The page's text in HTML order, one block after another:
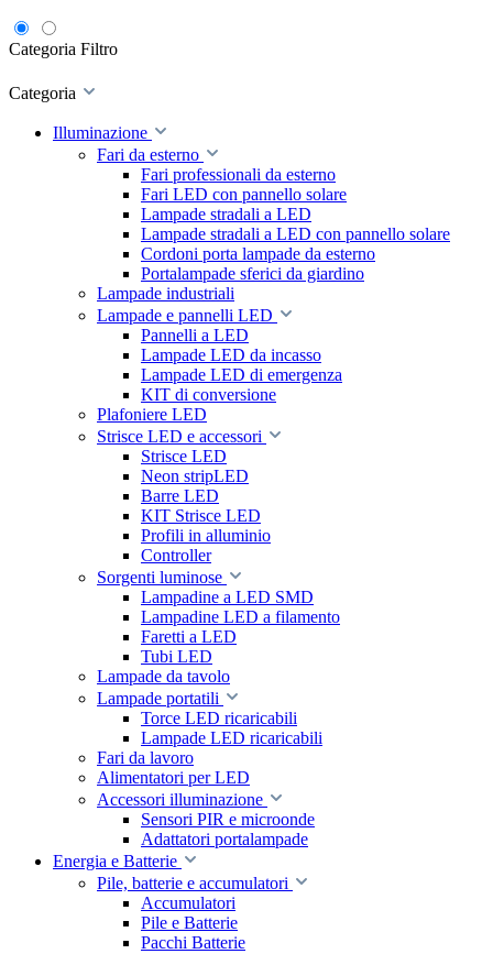
Categoria Filtro
Categoria
Illuminazione
Fari da esterno
Fari professionali da esterno
Fari LED con pannello solare
Lampade stradali a LED
Lampade stradali a LED con pannello solare
Cordoni porta lampade da esterno
Portalampade sferici da giardino
Lampade industriali
Lampade e pannelli LED
Pannelli a LED
Lampade LED da incasso
Lampade LED di emergenza
KIT di conversione
Plafoniere LED
Strisce LED e accessori
Strisce LED
Neon stripLED
Barre LED
KIT Strisce LED
Profili in alluminio
Controller
Sorgenti luminose
Lampadine a LED SMD
Lampadine LED a filamento
Faretti a LED
Tubi LED
Lampade da tavolo
Lampade portatili
Torce LED ricaricabili
Lampade LED ricaricabili
Fari da lavoro
Alimentatori per LED
Accessori illuminazione
Sensori PIR e microonde
Adattatori portalampade
Energia e Batterie
Pile, batterie e accumulatori
Accumulatori
Pile e Batterie
Pacchi Batterie